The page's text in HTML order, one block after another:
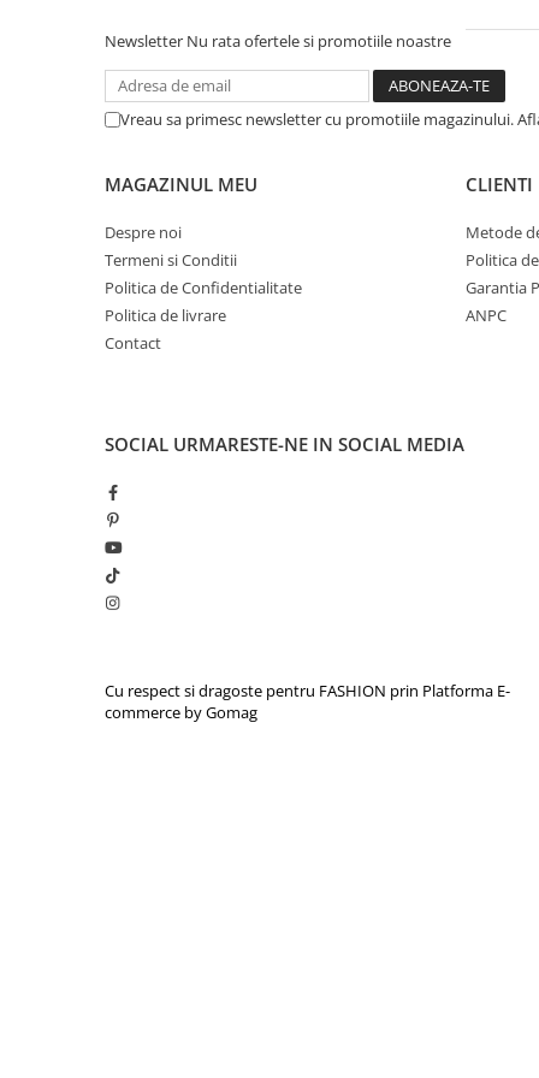
Newsletter Nu rata ofertele si promotiile noastre
Vreau sa primesc newsletter cu promotiile magazinului.
MAGAZINUL MEU
Despre noi
Termeni si Conditii
Politica de Confidentialitate
Politica de livrare
Contact
CLIENTI
Metode
Politica
Garantia
ANPC
SOCIAL URMARESTE-NE IN SOCIAL MEDIA
Cu respect si dragoste pentru FASHION prin Platforma E-
commerce by Gomag